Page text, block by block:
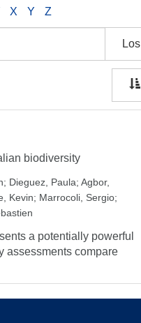
X Y Z
Los
biodiversity
; Dieguez, Paula; Agbor,
Kevin; Marrocoli, Sergio;
a potentially powerful
assessments compare